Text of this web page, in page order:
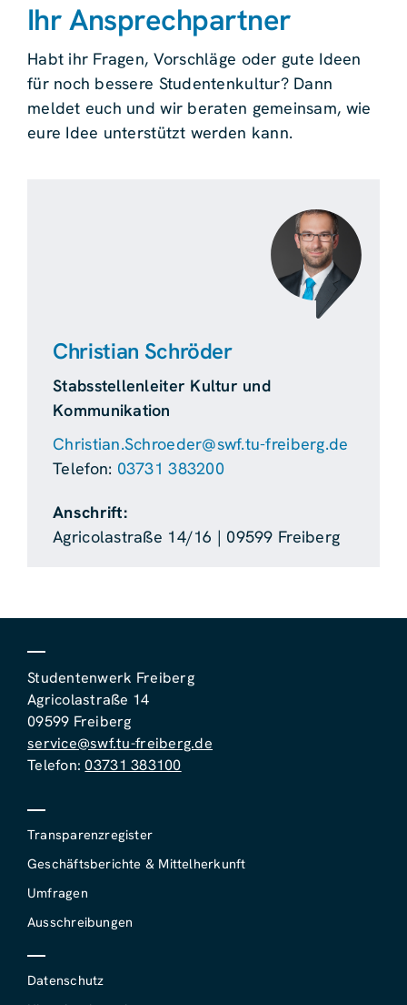
Ihr Ansprechpartner
Habt ihr Fragen, Vorschläge oder gute Ideen
für noch bessere Studentenkultur? Dann
meldet euch und wir beraten gemeinsam, wie
eure Idee unterstützt werden kann.
Christian Schröder
Stabsstellenleiter Kultur und
Kommunikation
Christian.Schroeder@swf.tu-freiberg.de
Telefon: 03731 383200
Anschrift:
Agricolastraße 14/16 | 09599 Freiberg
Studentenwerk Freiberg
Agricolastraße 14
09599 Freiberg
service@swf.tu-freiberg.de
Telefon:03731 383100
Transparenzregister
Geschäftsberichte & Mittelherkunft
Umfragen
Ausschreibungen
Datenschutz